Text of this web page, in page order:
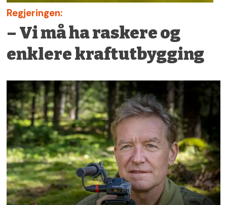
Regjeringen:
– Vi må ha raskere og
enklere kraftutbygging